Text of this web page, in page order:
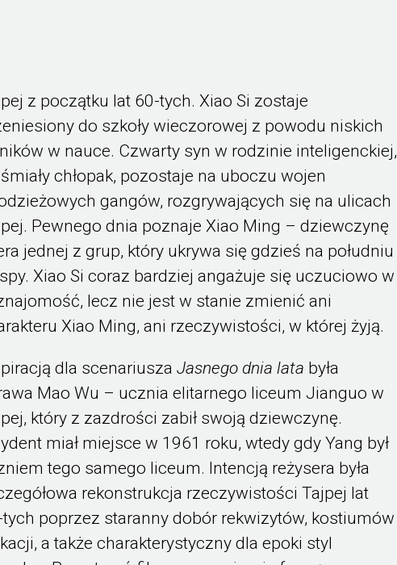
z początku lat 60-tych. Xiao Si zostaje
do szkoły wieczorowej z powodu niskich
w nauce. Czwarty syn w rodzinie inteligenckiej,
chłopak, pozostaje na uboczu wojen
gangów, rozgrywających się na ulicach
Pewnego dnia poznaje Xiao Ming – dziewczynę
jednej z grup, który ukrywa się gdzieś na południu
Xiao Si coraz bardziej angażuje się uczuciowo w
lecz nie jest w stanie zmienić ani
Xiao Ming, ani rzeczywistości, w której żyją.
dla scenariuszaJasnego dnia lata była
Mao Wu – ucznia elitarnego liceum Jianguo w
który z zazdrości zabił swoją dziewczynę.
miał miejsce w 1961 roku, wtedy gdy Yang był
tego samego liceum. Intencją reżysera była
rekonstrukcja rzeczywistości Tajpej lat
poprzez staranny dobór rekwizytów, kostiumów
a także charakterystyczny dla epoki styl